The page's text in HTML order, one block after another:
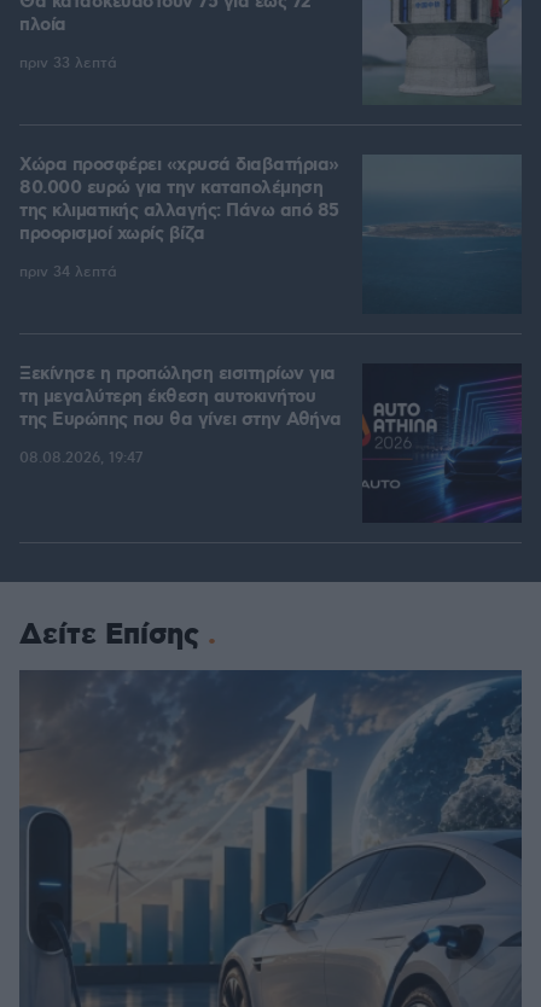
πλοία
πριν 33 λεπτά
Χώρα προσφέρει «χρυσά διαβατήρια»
80.000 ευρώ για την καταπολέμηση
της κλιματικής αλλαγής: Πάνω από 85
προορισμοί χωρίς βίζα
πριν 34 λεπτά
Ξεκίνησε η προπώληση εισιτηρίων για
τη μεγαλύτερη έκθεση αυτοκινήτου
της Ευρώπης που θα γίνει στην Αθήνα
08.08.2026, 19:47
Δείτε Επίσης